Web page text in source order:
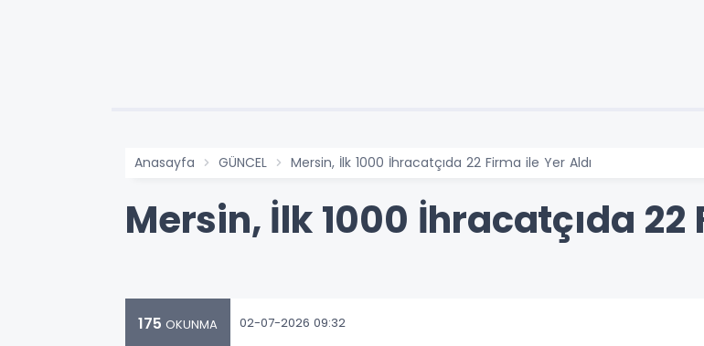
Anasayfa GÜNCEL Mersin, İlk 1000 İhracatçıda 22 Firma ile Yer Aldı
Mersin, İlk 1000 İhracatçıda 22
175 OKUNMA 02-07-2026 09:32